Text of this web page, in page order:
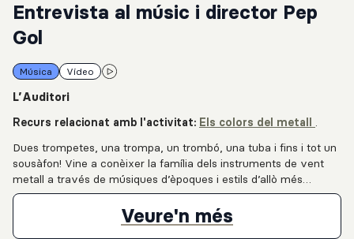
Entrevista al músic i director Pep
Gol
Música Vídeo
L’Auditori
Recurs relacionat amb l'activitat: Els colors del metall .
Dues trompetes, una trompa, un trombó, una tuba i fins i tot un
sousàfon! Vine a conèixer la família dels instruments de vent
metall a través de músiques d’èpoques i estils d’allò més
diversos. Un clàssic amb una nova posada en escena que no
deixarà ningú indiferent.Veure'n més